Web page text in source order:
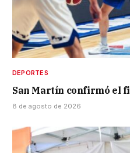
DEPORTES
San Martín confirmó el
8 de agosto de 2026